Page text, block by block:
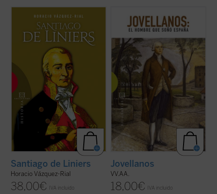
Horacio Vázquez-Rial nos ofrece, con
biografía más cercana de Santiago de
Liniers. De origen noble francés, entró al
servicio de la Armada española y acabó
convirtiéndose en virrey del virreinato ...
Santiago de Liniers
Horacio Vázquez-Rial
38,00€ IVA incluido
Gaspar Melchor de Jovellanos, la figura del
más importante de los ilustrados
españoles sigue suscitando debates e
interrogantes. Los autores de este
volumen colectivo, todos ellos
especialistas en la vida y ...
(ver ficha)
Jovellanos
VV.AA.
18,00€ IVA incluido